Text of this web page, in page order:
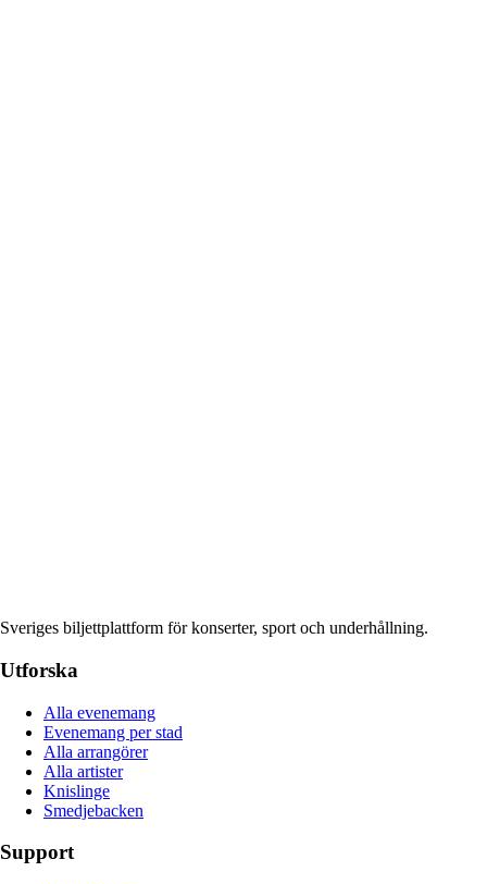
Sveriges biljettplattform för konserter, sport och underhållning.
Utforska
Alla evenemang
Evenemang per stad
Alla arrangörer
Alla artister
Knislinge
Smedjebacken
Support